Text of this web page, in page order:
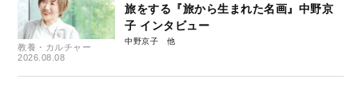
教養・カルチャー
2026.08.08
旅をする『旅から生まれた名画』中野京
子 インタビュー
中野京子